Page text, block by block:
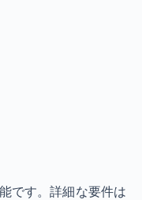
です。詳細な要件は